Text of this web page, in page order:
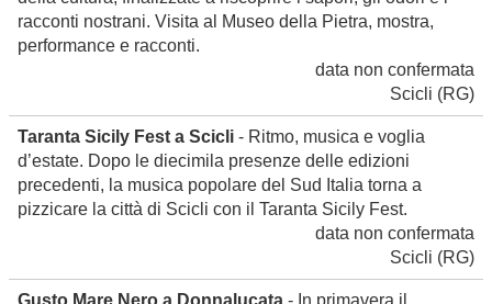
racconti nostrani. Visita al Museo della Pietra, mostra,
performance e racconti.
data non confermata
Scicli (RG)
Taranta Sicily Fest a Scicli - Ritmo, musica e voglia
d’estate. Dopo le diecimila presenze delle edizioni
precedenti, la musica popolare del Sud Italia torna a
pizzicare la città di Scicli con il Taranta Sicily Fest.
data non confermata
Scicli (RG)
Gusto Mare Nero a Donnalucata - In primavera il